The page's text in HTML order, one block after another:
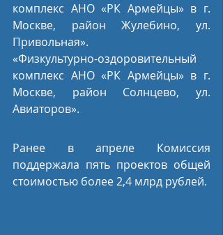
комплекс АНО «РК Армейцы» в г.
Москве, район Жулебино, ул.
Привольная».
«Физкультурно-оздоровительный
комплекс АНО «РК Армейцы» в г.
Москве, район Солнцево, ул.
Авиаторов».
Ранее в апреле Комиссия
поддержала пять проектов общей
стоимостью более 2,4 млрд рублей.